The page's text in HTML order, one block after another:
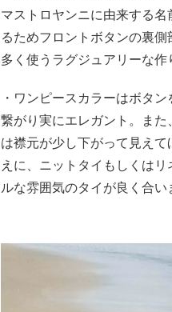
マストロヤンニに由来する
るためフロントボタンの裏
多く使うラグジュアリーな作
・ワンピースカラーはボタ
繋がり実にエレガント。ま
は襟元が少し下がって見え
えに、ニットタイもしくは
ルな雰囲気のタイが良く合い